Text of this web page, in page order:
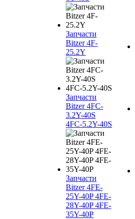
Запчасти
Bitzer 4F-
25.2Y
Запчасти
Bitzer 4FC-
3.2Y-40S
4FC-5.2Y-40S
Запчасти
Bitzer 4FE-
25Y-40P 4FE-
28Y-40P 4FE-
35Y-40P